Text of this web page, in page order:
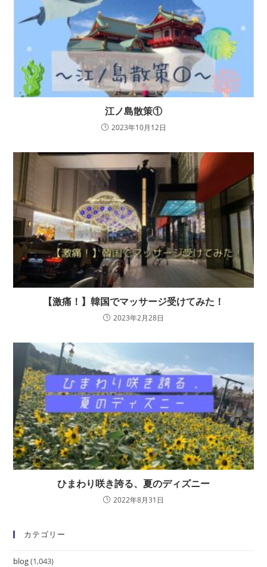
江ノ島散策①
2023年10月12日
【激痛！】韓国でマッサージ受けてみた！
2023年2月28日
ひまわり咲き誇る、夏のディズニー
2022年8月31日
カテゴリー
blog(1,043)